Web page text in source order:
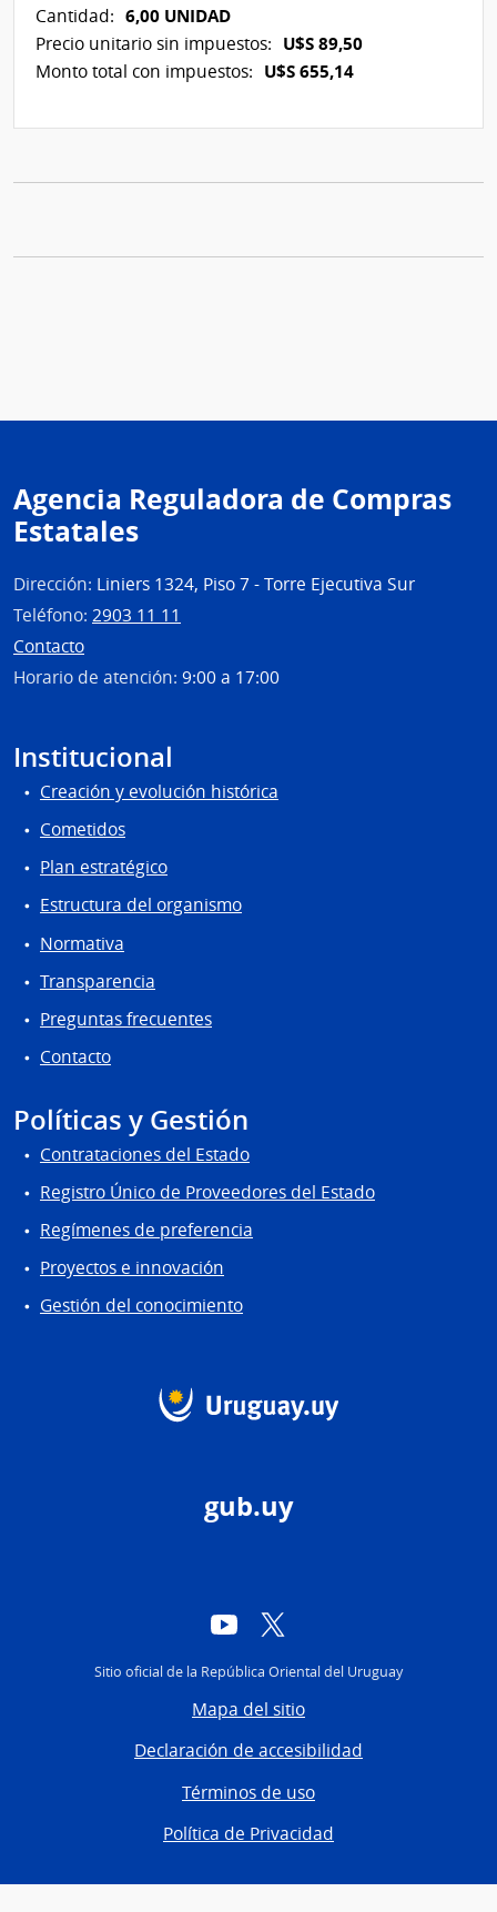
Cantidad: 6,00 UNIDAD
Precio unitario sin impuestos: U$S 89,50
Monto total con impuestos: U$S 655,14
Agencia Reguladora de Compras
Estatales
Dirección: Liniers 1324, Piso 7 - Torre Ejecutiva Sur
Teléfono: 2903 11 11
Contacto
Horario de atención: 9:00 a 17:00
Institucional
Creación y evolución histórica
Cometidos
Plan estratégico
Estructura del organismo
Normativa
Transparencia
Preguntas frecuentes
Contacto
Políticas y Gestión
Contrataciones del Estado
Registro Único de Proveedores del Estado
Regímenes de preferencia
Proyectos e innovación
Gestión del conocimiento
gub.uy
YouTube
Sitio oficial de la República Oriental del Uruguay
Mapa del sitio
Declaración de accesibilidad
Términos de uso
Política de Privacidad